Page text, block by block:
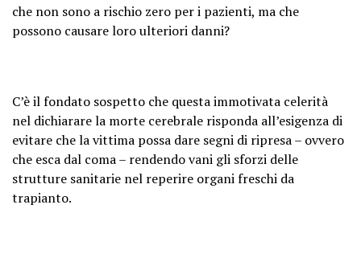
che non sono a rischio zero per i pazienti, ma che
possono causare loro ulteriori danni?
C’è il fondato sospetto che questa immotivata celerità
nel dichiarare la morte cerebrale risponda all’esigenza di
evitare che la vittima possa dare segni di ripresa – ovvero
che esca dal coma – rendendo vani gli sforzi delle
strutture sanitarie nel reperire organi freschi da
trapianto.